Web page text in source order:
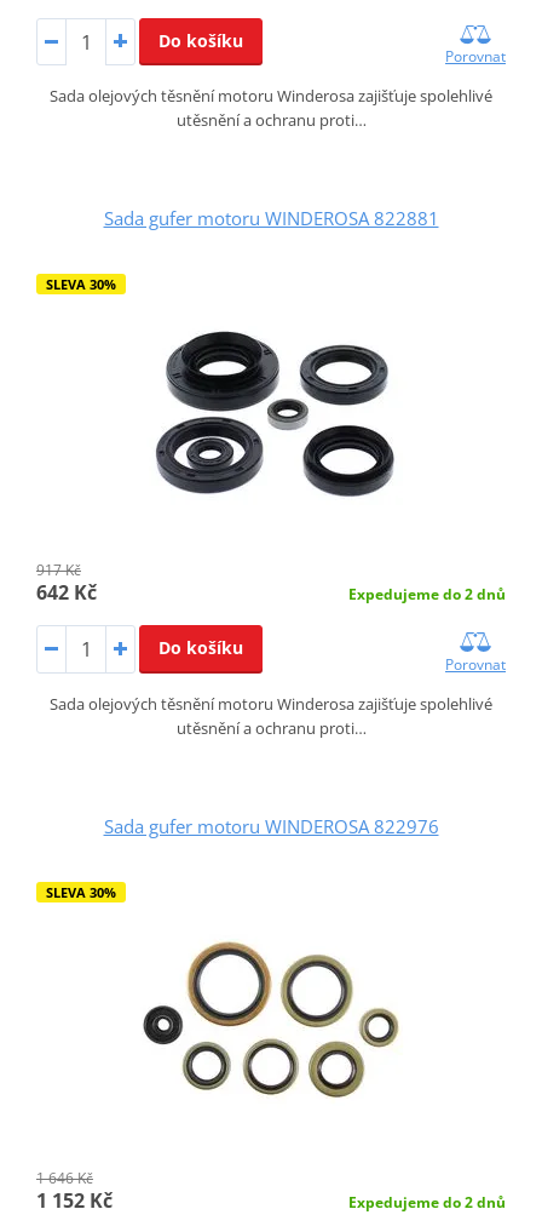
Do košíku
Porovnat
Sada olejových těsnění motoru Winderosa zajišťuje spolehlivé
utěsnění a ochranu proti…
Sada gufer motoru WINDEROSA 822881
SLEVA 30%
917 Kč
642 Kč Expedujeme do 2 dnů
Do košíku
Porovnat
Sada olejových těsnění motoru Winderosa zajišťuje spolehlivé
utěsnění a ochranu proti…
Sada gufer motoru WINDEROSA 822976
SLEVA 30%
1 646 Kč
1 152 Kč Expedujeme do 2 dnů